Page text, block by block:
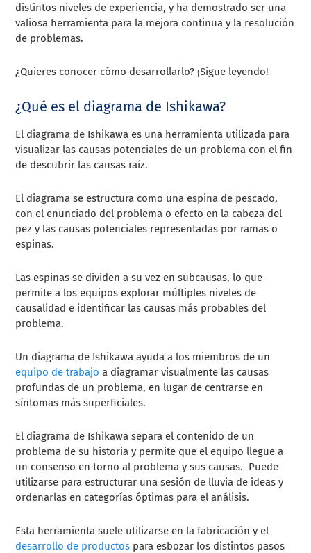
distintos niveles de experiencia, y ha demostrado ser una
valiosa herramienta para la mejora continua y la resolución
de problemas.
¿Quieres conocer cómo desarrollarlo? ¡Sigue leyendo!
¿Qué es el diagrama de Ishikawa?
El diagrama de Ishikawa es una herramienta utilizada para
visualizar las causas potenciales de un problema con el fin
de descubrir las causas raíz.
El diagrama se estructura como una espina de pescado,
con el enunciado del problema o efecto en la cabeza del
pez y las causas potenciales representadas por ramas o
espinas.
Las espinas se dividen a su vez en subcausas, lo que
permite a los equipos explorar múltiples niveles de
causalidad e identificar las causas más probables del
problema.
Un diagrama de Ishikawa ayuda a los miembros de un
equipo de trabajo a diagramar visualmente las causas
profundas de un problema, en lugar de centrarse en
síntomas más superficiales.
El diagrama de Ishikawa separa el contenido de un
problema de su historia y permite que el equipo llegue a
un consenso en torno al problema y sus causas. Puede
utilizarse para estructurar una sesión de lluvia de ideas y
ordenarlas en categorías óptimas para el análisis.
Esta herramienta suele utilizarse en la fabricación y el
desarrollo de productos para esbozar los distintos pasos